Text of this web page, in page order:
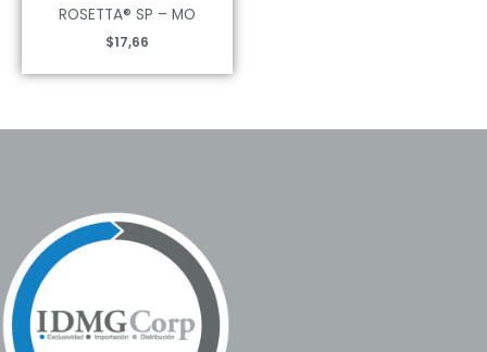
ROSETTA® SP – MO
$17,66